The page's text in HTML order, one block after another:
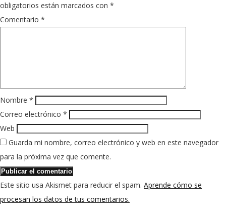
obligatorios están marcados con *
Comentario *
Nombre *
Correo electrónico *
Web
Guarda mi nombre, correo electrónico y web en este navegador
para la próxima vez que comente.
Este sitio usa Akismet para reducir el spam. Aprende cómo se
procesan los datos de tus comentarios.